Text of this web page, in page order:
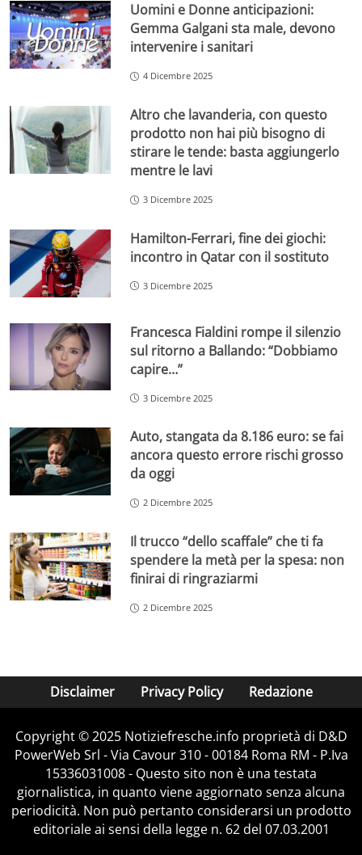
Uomini e Donne anticipazioni:
Gemma Galgani sta male, devono
intervenire i sanitari
4 Dicembre 2025
Altro che lavanderia, con questo
prodotto non hai più bisogno di
stirare le tende: basta aggiungerlo
mentre le lavi
3 Dicembre 2025
Hamilton-Ferrari, fine dei giochi:
incontro in Qatar con il sostituto
3 Dicembre 2025
Francesca Fialdini rompe il silenzio
sul ritorno a Ballando: “Dobbiamo
capire…”
3 Dicembre 2025
Auto, stangata da 8.186 euro: se fai
ancora questo errore rischi grosso
da oggi
2 Dicembre 2025
Il trucco “dello scaffale” che ti fa
spendere la metà per la spesa: non
finirai di ringraziarmi
2 Dicembre 2025
Disclaimer Privacy Policy Redazione
Copyright © 2025 Notiziefresche.info proprietà di D&D
PowerWeb Srl - Via Cavour 310 - 00184 Roma RM - P.Iva
15336031008 - Questo sito non è una testata
giornalistica, in quanto viene aggiornato senza alcuna
periodicità. Non può pertanto considerarsi un prodotto
editoriale ai sensi della legge n. 62 del 07.03.2001